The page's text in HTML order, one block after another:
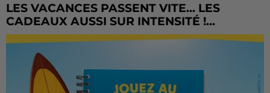
LES VACANCES PASSENT VITE... LES
CADEAUX AUSSI SUR INTENSITÉ !...